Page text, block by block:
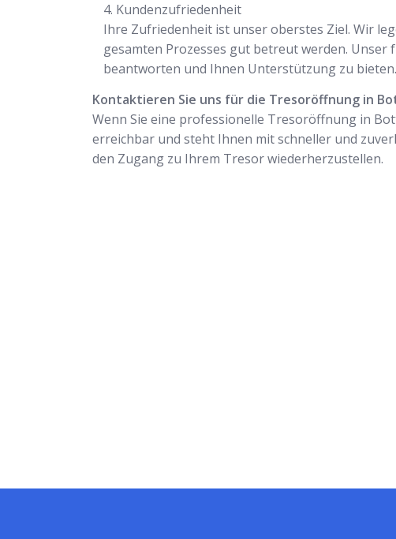
Kundenzufriedenheit
Ihre Zufriedenheit ist unser oberstes Ziel. Wir
gesamten Prozesses gut betreut werden.
beantworten und Ihnen Unterstützung zu bieten.
Kontaktieren Sie uns für die Tresoröffnung in
Wenn Sie eine professionelle Tresoröffnung in
erreichbar und steht Ihnen mit schneller und
den Zugang zu Ihrem Tresor wiederherzustellen.